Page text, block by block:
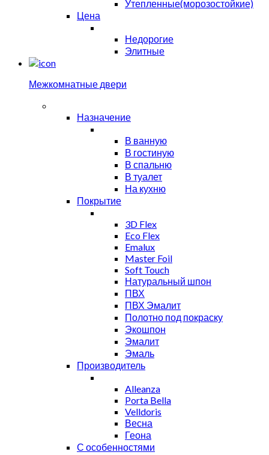
Утепленные(морозостойкие)
Цена
Недорогие
Элитные
Межкомнатные двери
Назначение
В ванную
В гостиную
В спальню
В туалет
На кухню
Покрытие
3D Flex
Eco Flex
Emalux
Master Foil
Soft Touch
Натуральный шпон
ПВХ
ПВХ Эмалит
Полотно под покраску
Экошпон
Эмалит
Эмаль
Производитель
Alleanza
Porta Bella
Velldoris
Весна
Геона
С особенностями